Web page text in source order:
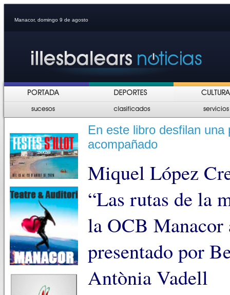
Manacor, domingo 9 de agosto
En este libro desfilan
acompañado
Miquel López
“Las rutas de la
la OCB Manacor
presentado por
Antònia Vadell